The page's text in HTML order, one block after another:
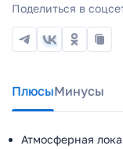
Поделиться в
ПлюсыМинусы
Атмосферная